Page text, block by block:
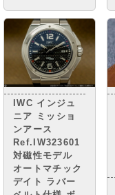
IWC インジュ
ニア ミッショ
ンアース
Ref.IW323601
対磁性モデル
オートマチック
デイト ラバー